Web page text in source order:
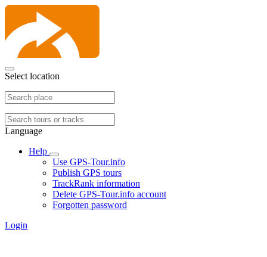
Select location
Language
Help
Use GPS-Tour.info
Publish GPS tours
TrackRank information
Delete GPS-Tour.info account
Forgotten password
Login